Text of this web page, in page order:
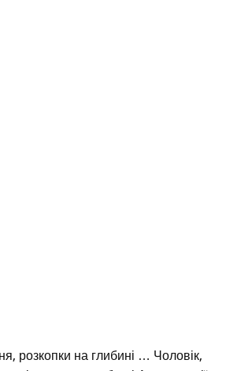
розкопки на глибині … Чоловік,